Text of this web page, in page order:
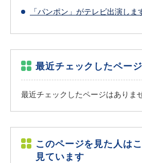
「パンポン」がテレビ出演しま
最近チェックしたページ
最近チェックしたページはありま
このページを見た人は
見ています